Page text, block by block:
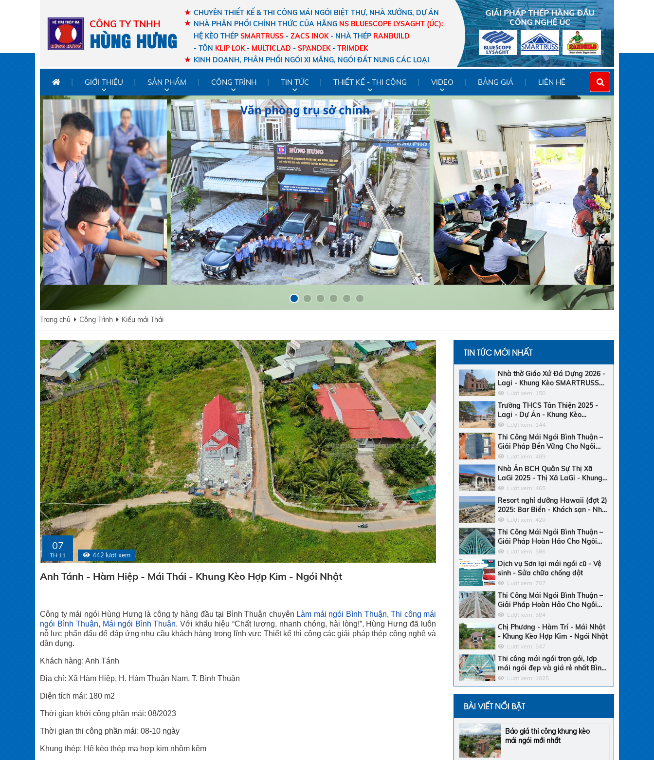
CÔNG TY TNHH
HÙNG HƯNG
CHUYÊN THIẾT KẾ & THI CÔNG MÁI NGÓI BIỆT THỰ, NHÀ XƯỞNG, DỰ ÁN
NHÀ PHÂN PHỐI CHÍNH THỨC CỦA HÃNG NS BLUESCOPE LYSAGHT (ÚC):
HỆ KÈO THÉP SMARTRUSS - ZACS INOK- NHÀ THÉP RANBUILD
- TÔN KLIP LOK- MULTICLAD - SPANDEK- TRIMDEK
KINH DOANH, PHÂN PHỐI NGÓI XI MĂNG, NGÓI ĐẤT NUNG CÁC LOẠI
GIỚI THIỆU SẢN PHẨM CÔNG TRÌNH TIN TỨC THIẾT KẾ - THI CÔNG VIDEO BẢNG GIÁ LIÊN HỆ
Trang chủ Công Trình Kiểu mái Thái
07
TH 11 442 lượt xem
Anh Tánh - Hàm Hiệp - Mái Thái - Khung Kèo Hợp Kim - Ngói Nhật
Công ty mái ngói Hùng Hưng là công ty hàng đầu tại Bình Thuận chuyên Làm mái ngói Bình Thuận,Thi công mái
ngói Bình Thuận, Mái ngói Bình Thuận. Với khẩu hiệu “Chất lượng, nhanh chóng, hài lòng!”, Hùng Hưng đã luôn
nỗ lực phấn đấu để đáp ứng nhu cầu khách hàng trong lĩnh vực Thiết kế thi công các giải pháp thép công nghệ và
dân dụng.
Khách hàng: Anh Tánh
Địa chỉ: Xã Hàm Hiệp, H. Hàm Thuận Nam, T. Bình Thuận
Diện tích mái: 180 m2
Thời gian khởi công phần mái: 08/2023
Thời gian thi công phần mái: 08-10 ngày
Khung thép: Hệ kèo thép mạ hợp kim nhôm kẽm
TIN TỨC MỚI NHẤT
Nhà thờ Giáo Xứ Đá Dựng 2026 -
Lagi - Khung Kèo SMARTRUSS
CN ACTIVATE - Ngói Tráng Men
Lượt xem: 150
Trường THCS Tân Thiện 2025 -
Lagi - Dự Án - Khung Kèo
Bluescope Zacs INOK - Ngói Nhật
Lượt xem: 144
Thi Công Mái Ngói Bình Thuận –
Giải Pháp Bền Vững Cho Ngôi
Nhà Của Bạn
Lượt xem: 489
Nhà Ăn BCH Quân Sự Thị Xã
LaGi 2025 - Thị Xã LaGi - Khung
Kèo SMARTRUSS CN ACTIVATE -
Ngói Nhật
Lượt xem: 465
Resort nghỉ dưỡng Hawaii (đợt 2)
2025: Bar Biển - Khách sạn - Nhà
hàng trung tâm - Ngói men
Lượt xem: 420
Thi Công Mái Ngói Bình Thuận –
Giải Pháp Hoàn Hảo Cho Ngôi
Nhà Của Bạn
Lượt xem: 586
Dịch vụ Sơn lại mái ngói cũ - Vệ
sinh - Sửa chữa chống dột
Lượt xem: 707
Thi Công Mái Ngói Bình Thuận –
Giải Pháp Hoàn Hảo Cho Ngôi
Nhà Bền Đẹp
Lượt xem: 584
Chị Phương - Hàm Trí - Mái Nhật
- Khung Kèo Hợp Kim - Ngói Nhật
Lượt xem: 547
Thi công mái ngói trọn gói, lợp
mái ngói đẹp và giá rẻ nhất Bình
ThuậnLượt xem: 1025
BÀI VIẾT NỔI BẬT
Báo giá thi công khung kèo
mái ngói mới nhất